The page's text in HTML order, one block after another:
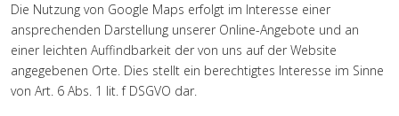
Die Nutzung von Google Maps erfolgt im Interesse einer
ansprechenden Darstellung unserer Online-Angebote und an
einer leichten Auffindbarkeit der von uns auf der Website
angegebenen Orte. Dies stellt ein berechtigtes Interesse im Sinne
von Art. 6 Abs. 1 lit. f DSGVO dar.